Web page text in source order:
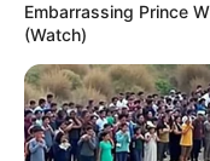
Embarrassing Prince
(Watch)